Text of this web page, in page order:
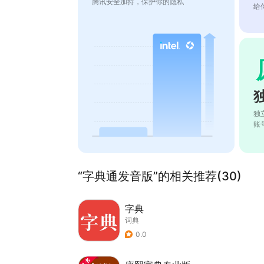
给
独
账
“字典通发音版”的相关推荐(30)
字典
词典
0.0